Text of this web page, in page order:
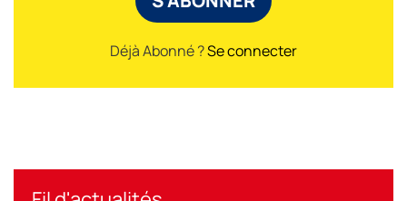
Déjà Abonné ?Se connecter